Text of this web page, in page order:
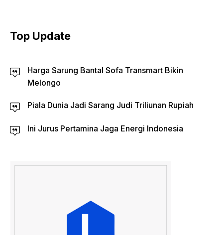
Top Update
Harga Sarung Bantal Sofa Transmart Bikin
Melongo
Piala Dunia Jadi Sarang Judi Triliunan Rupiah
Ini Jurus Pertamina Jaga Energi Indonesia